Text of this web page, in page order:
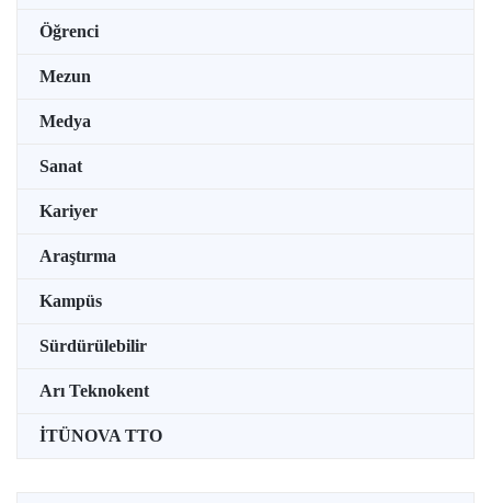
Öğrenci
Mezun
Medya
Sanat
Kariyer
Araştırma
Kampüs
Sürdürülebilir
Arı Teknokent
İTÜNOVA TTO